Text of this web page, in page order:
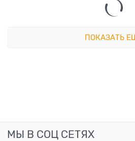
ПОКАЗАТЬ
МЫ В СОЦ СЕТЯХ